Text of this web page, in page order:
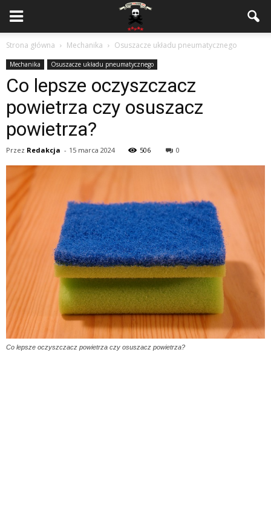
Strona główna Mechanika Osuszacze układu pneumatycznego
Mechanika Osuszacze układu pneumatycznego
Co lepsze oczyszczacz
powietrza czy osuszacz
powietrza?
Przez Redakcja - 15 marca 2024 506 0
Co lepsze oczyszczacz powietrza czy osuszacz powietrza?